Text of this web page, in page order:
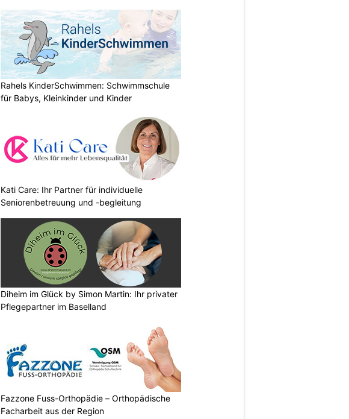
Rahels KinderSchwimmen: Schwimmschule
für Babys, Kleinkinder und Kinder
Kati Care: Ihr Partner für individuelle
Seniorenbetreuung und -begleitung
Diheim im Glück by Simon Martin: Ihr privater
Pflegepartner im Baselland
Fazzone Fuss-Orthopädie – Orthopädische
Facharbeit aus der Region